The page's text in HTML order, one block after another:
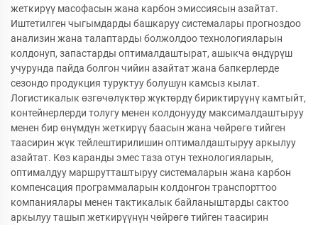
жеткирүү масофасын жана карбон эмиссиясын азайтат.
Иштетилген чыгымдарды башкаруу системалары прогноздоо
анализин жана талаптарды болжолдоо технологияларын
колдонуп, запастарды оптималдаштырат, ашыкча өндүрүш
учурунда пайда болгон чийин азайтат жана бапкерлерде
сезондо продукция туруктуу болушун камсыз кылат.
Логистикалык өзгөчөлүктөр жүктөрдү бириктирүүнү камтыйт,
контейнерлерди толугу менен колдонууду максималдаштыруу
менен бир өнүмдүн жеткирүү баасын жана чөйрөгө тийген
таасирин жүк тейлештирилишин оптималдаштыруу аркылуу
азайтат. Көз каранды эмес таза отун технологияларын,
оптималдуу маршрутташтыруу системаларын жана карбон
компенсация программаларын колдонгон транспорттоо
компаниялары менен тактикалык байланыштарды сактоо
аркылуу ташып жеткирүүнүн чөйрөгө тийген таасирин